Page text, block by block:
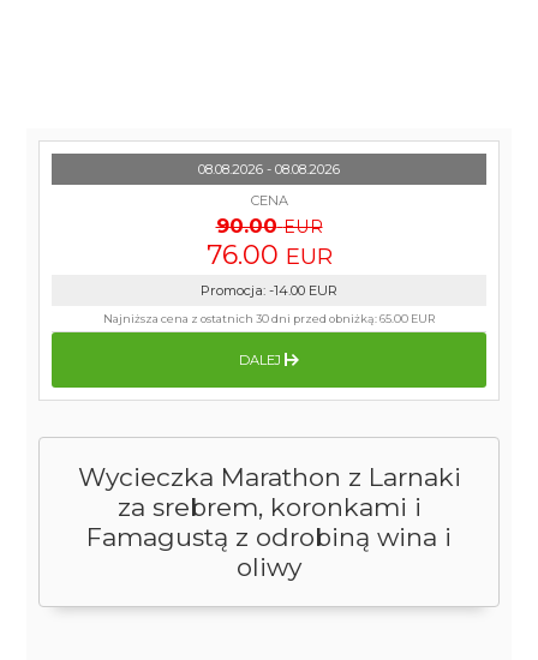
Wycieczka Marathon z Larnaki
za srebrem, koronkami i
Famagustą z odrobiną wina i
oliwy
08.08.2026 - 08.08.2026
CENA
90.00 EUR
76.00 EUR
Promocja: -14.00 EUR
Najniższa cena z ostatnich 30 dni przed obniżką:65.00 EUR
DALEJ